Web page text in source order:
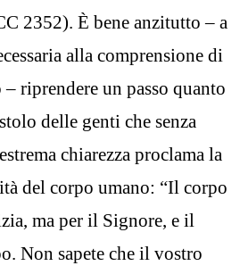
2352). È bene anzitutto – a
alla comprensione di
riprendere un passo quanto
delle genti che senza
chiarezza proclama la
del corpo umano: “Il corpo
ma per il Signore, e il
Non sapete che il vostro